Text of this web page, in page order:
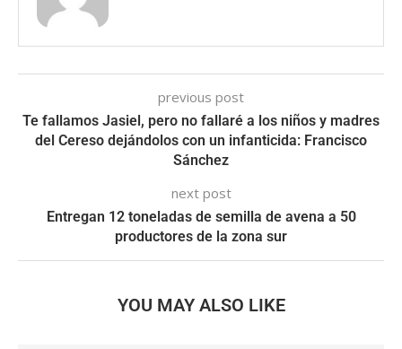
previous post
Te fallamos Jasiel, pero no fallaré a los niños y madres
del Cereso dejándolos con un infanticida: Francisco
Sánchez
next post
Entregan 12 toneladas de semilla de avena a 50
productores de la zona sur
YOU MAY ALSO LIKE